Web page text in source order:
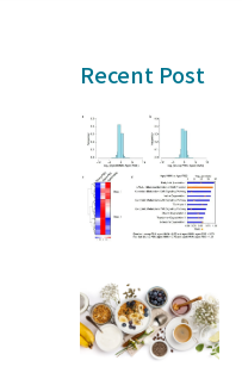
Recent Post